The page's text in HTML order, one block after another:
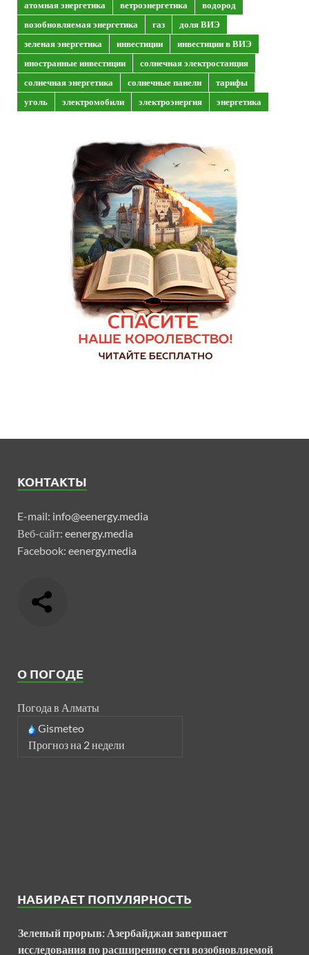
атомная энергетика
ветроэнергетика
водород
возобновляемая энергетика
газ
доля ВИЭ
зеленая энергетика
инвестиции
инвестиции в ВИЭ
иностранные инвестиции
солнечная электростанция
солнечная энергетика
солнечные панели
тарифы
уголь
электромобили электроэнергия энергетика
КОНТАКТЫ
E-mail: info@eenergy.media
Веб-сайт: eenergy.media
Facebook: eenergy.media
О ПОГОДЕ
Погода в Алматы
Gismeteo
Прогноз на 2 недели
НАБИРАЕТ ПОПУЛЯРНОСТЬ
Зеленый прорыв: Азербайджан завершает
исследования по расширению сети возобновляемой